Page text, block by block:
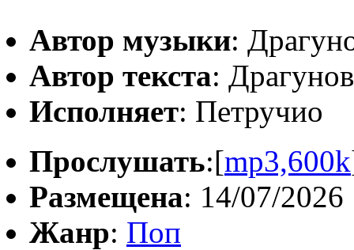
Автор музыки:
Автор текста:
Исполняет: Петручио
Прослушать:[mp3,600k
Размещена: 14/07/2026
Жанр: Поп